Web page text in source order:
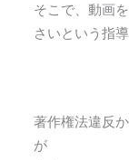
そこで、動画
さいという指
著作権法違反
が